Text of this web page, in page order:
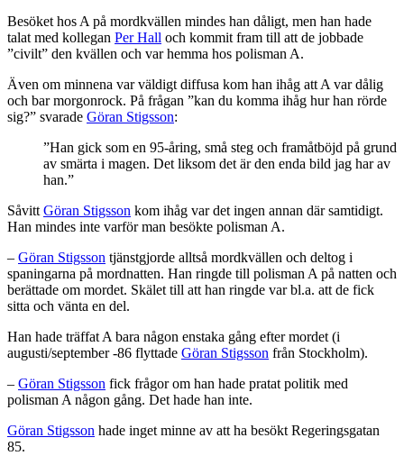
Besöket hos A på mordkvällen mindes han dåligt, men han hade
talat med kollegan Per Hall och kommit fram till att de jobbade
”civilt” den kvällen och var hemma hos polisman A.
Även om minnena var väldigt diffusa kom han ihåg att A var dålig
och bar morgonrock. På frågan ”kan du komma ihåg hur han rörde
sig?” svarade Göran Stigsson:
”Han gick som en 95-åring, små steg och framåtböjd på grund
av smärta i magen. Det liksom det är den enda bild jag har av
han.”
Såvitt Göran Stigsson kom ihåg var det ingen annan där samtidigt.
Han mindes inte varför man besökte polisman A.
– Göran Stigsson tjänstgjorde alltså mordkvällen och deltog i
spaningarna på mordnatten. Han ringde till polisman A på natten och
berättade om mordet. Skälet till att han ringde var bl.a. att de fick
sitta och vänta en del.
Han hade träffat A bara någon enstaka gång efter mordet (i
augusti/september -86 flyttade Göran Stigsson från Stockholm).
– Göran Stigsson fick frågor om han hade pratat politik med
polisman A någon gång. Det hade han inte.
Göran Stigsson hade inget minne av att ha besökt Regeringsgatan
85.